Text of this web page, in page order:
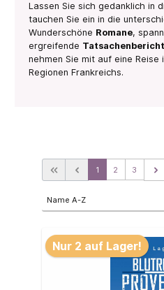
Lassen Sie sich gedanklich in
tauchen Sie ein in die
Wunderschöne Romane,
ergreifende
nehmen Sie mit auf eine Reise
Regionen Frankreichs.
1 2 3
Nur 2 auf Lager!